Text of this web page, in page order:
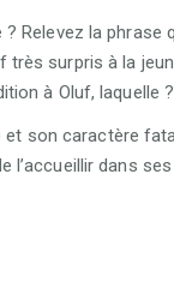
Relevez la phrase
surpris à la
à Oluf, laquelle ?
son caractère
dans